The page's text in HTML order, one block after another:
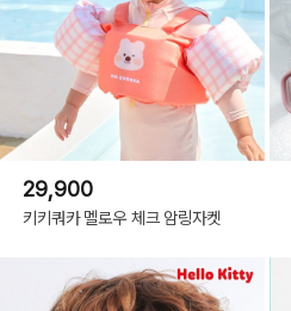
29,900
키키쿼카 멜로우 체크 암링자켓